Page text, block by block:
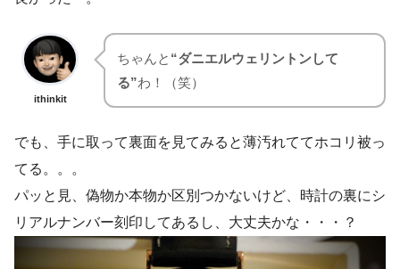
ithinkit
ちゃんと “ダニエルウェリントンして
る”わ！（笑）
でも、手に取って裏面を見てみると薄汚れててホコリ被っ
てる。。。
パッと見、偽物か本物か区別つかないけど、時計の裏にシ
リアルナンバー刻印してあるし、大丈夫かな・・・？